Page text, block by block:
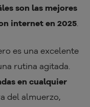
son las mejores
internet en 2025
es una excelente
rutina agitada.
en cualquier
del almuerzo,